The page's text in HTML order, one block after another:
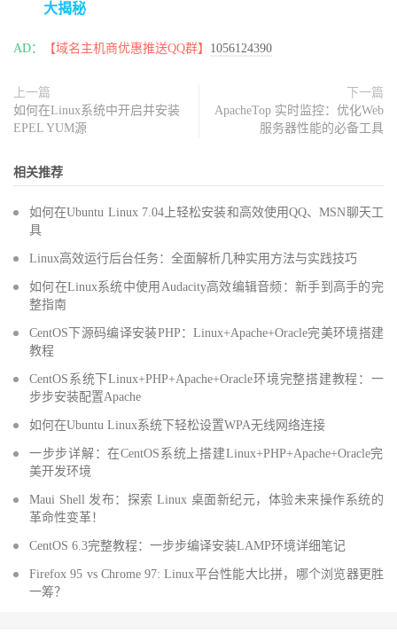
大揭秘
AD： 【域名主机商优惠推送QQ群】 1056124390
上一篇
如何在Linux系统中开启并安装
EPEL YUM源
下一篇
ApacheTop 实时监控：优化Web
服务器性能的必备工具
相关推荐
如何在Ubuntu Linux 7.04上轻松安装和高效使用QQ、MSN聊天工
具
Linux高效运行后台任务：全面解析几种实用方法与实践技巧
如何在Linux系统中使用Audacity高效编辑音频：新手到高手的完
整指南
CentOS下源码编译安装PHP：Linux+Apache+Oracle完美环境搭建
教程
CentOS系统下Linux+PHP+Apache+Oracle环境完整搭建教程：一
步步安装配置Apache
如何在Ubuntu Linux系统下轻松设置WPA无线网络连接
一步步详解：在CentOS系统上搭建Linux+PHP+Apache+Oracle完
美开发环境
Maui Shell 发布：探索 Linux 桌面新纪元，体验未来操作系统的
革命性变革！
CentOS 6.3完整教程：一步步编译安装LAMP环境详细笔记
Firefox 95 vs Chrome 97: Linux平台性能大比拼，哪个浏览器更胜
一筹？